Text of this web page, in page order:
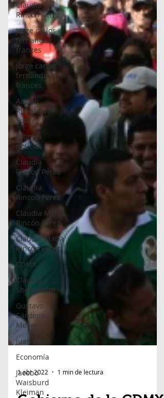
Claudia
Rincón Pérez
jorge carlos
fernandez
frances
jorge carlos
fernández
francés
Adrián
Rubalcava
Suárez
Últimas
noticias
Claudia
Rincón Pérez
Claudia
Rincon Perez
Claudia Maria
Rincón Perez
Claudia María
Rincón Pérez
CDMX
Claudia
Sheinbaum
Gustavo
Cárdenas
Moreno
Juan Abdo
Economía
Jacobo
Waisburd
Kleiman